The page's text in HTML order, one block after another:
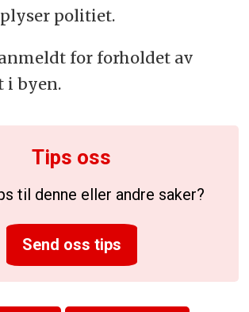
politiet.
for forholdet av
i byen.
Tips oss
til denne eller andre saker?
Send oss tips